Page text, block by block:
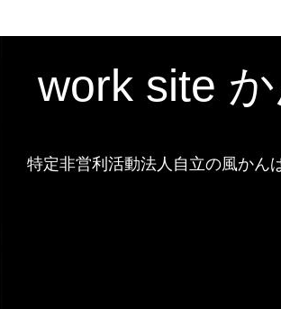
work site か
特定非営利活動法人自立の風かんば